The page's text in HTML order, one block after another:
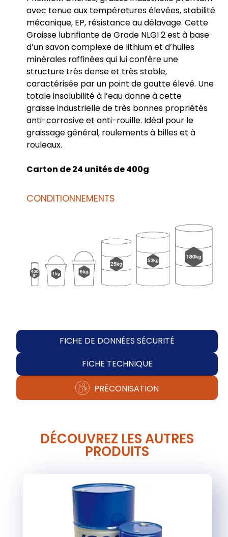
avec tenue aux températures élevées, stabilité
mécanique, EP, résistance au délavage. Cette
Graisse lubrifiante de Grade NLGI 2 est à base
d’un savon complexe de lithium et d’huiles
minérales raffinées qui lui confère une
structure très dense et très stable,
caractérisée par un point de goutte élevé. Une
totale insolubilité à l’eau donne à cette
graisse industrielle de très bonnes propriétés
anti-corrosive et anti-rouille. Idéal pour le
graissage général, roulements à billes et à
rouleaux.
Carton de 24 unités de 400g
CONDITIONNEMENTS
FICHE DE DONNÉES SÉCURITÉ
FICHE TECHNIQUE
PRÉCONISATION
DÉCOUVREZ LES AUTRES
PRODUITS